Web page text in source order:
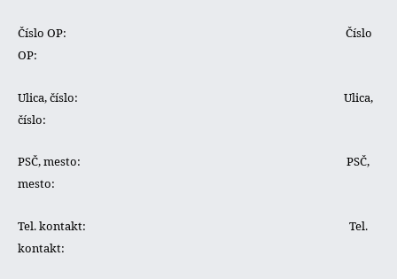
Číslo OP: Číslo
OP:
Ulica, číslo: Ulica,
číslo:
PSČ, mesto: PSČ,
mesto:
Tel. kontakt: Tel.
kontakt: